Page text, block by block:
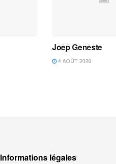
Joep Geneste
4 AOÛT 2026
Informations légales